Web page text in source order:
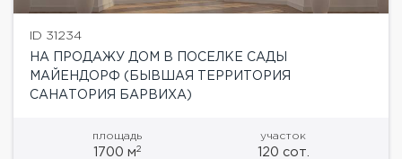
ID 31234
НА ПРОДАЖУ ДОМ В ПОСЕЛКЕ САДЫ
МАЙЕНДОРФ (БЫВШАЯ ТЕРРИТОРИЯ
САНАТОРИЯ БАРВИХА)
площадь
1700 м2
участок
120 сот.